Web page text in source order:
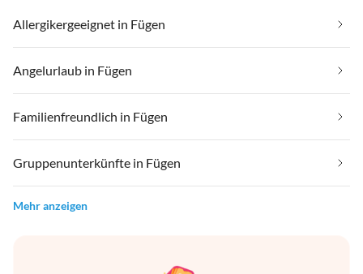
Allergikergeeignet in Fügen
Angelurlaub in Fügen
Familienfreundlich in Fügen
Gruppenunterkünfte in Fügen
Mehr anzeigen